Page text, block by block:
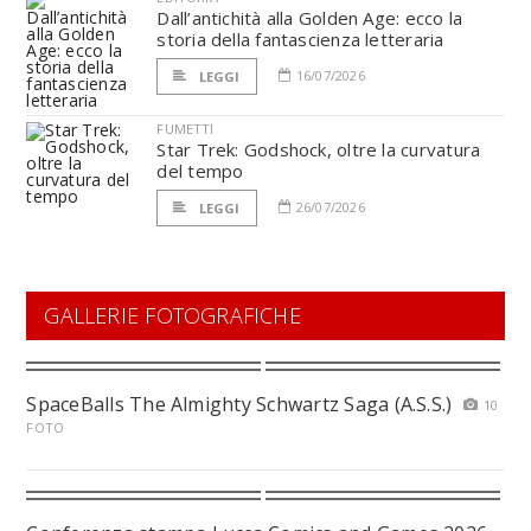
Dall’antichità alla Golden Age: ecco la
storia della fantascienza letteraria
LEGGI 16/07/2026
FUMETTI
Star Trek: Godshock, oltre la curvatura
del tempo
LEGGI 26/07/2026
GALLERIE FOTOGRAFICHE
SpaceBalls The Almighty Schwartz Saga (A.S.S.)
10
FOTO